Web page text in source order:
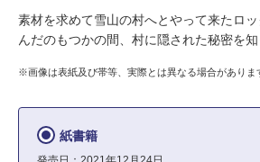
素材を求めて雪山の村へとやって来たロ
んだのもつかの間、村に隠された秘密を知
※画像は表紙及び帯等、実際とは異なる場合がありま
紙書籍